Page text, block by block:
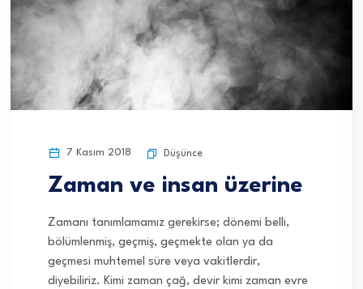
7 Kasım 2018 Düşünce
Zaman ve insan üzerine
Zamanı tanımlamamız gerekirse; dönemi belli,
bölümlenmiş, geçmiş, geçmekte olan ya da
geçmesi muhtemel süre veya vakitlerdir,
diyebiliriz. Kimi zaman çağ, devir kimi zaman evre